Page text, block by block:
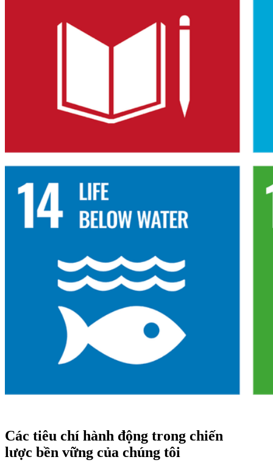
Các tiêu chí hành động trong chiến
lược bền vững của chúng tôi